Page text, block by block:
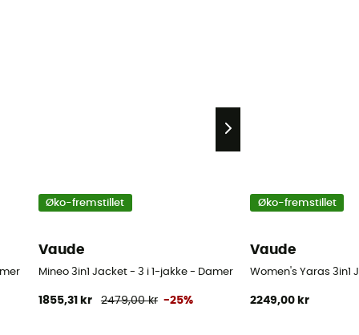
Øko-fremstillet
Vaude
Mineo 3in1 Jacket - 3 i 1-jakke - Damer
1855,31 kr 2479,00 kr -25%
Øko-fremstillet
Vaude
Women's Yaras 3in1
2249,00 kr